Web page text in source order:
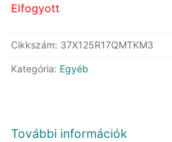
Elfogyott
Cikkszám: 37X125R17QMTKM3
Kategória: Egyéb
További információk